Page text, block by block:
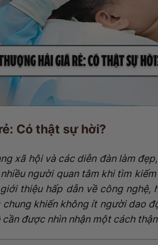
Có thật sự hời?
xã hội và các diễn đàn làm đẹp,
người quan tâm khi tìm
thiệu hấp dẫn về công nghệ,
khiến không ít người dao
được nhìn nhận một cách